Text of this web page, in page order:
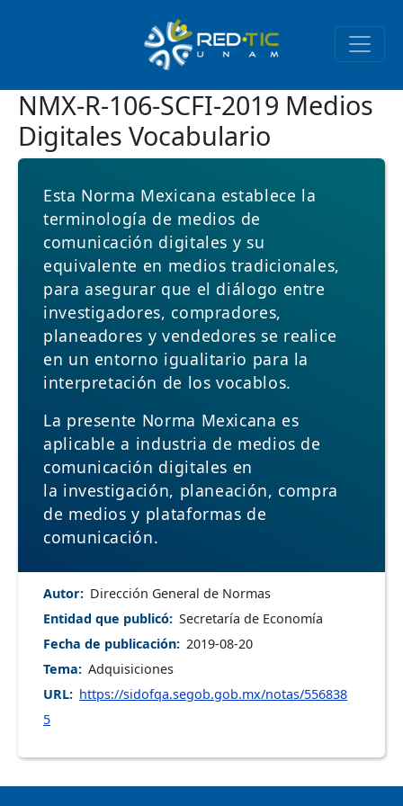
NMX-R-106-SCFI-2019 Medios
Digitales Vocabulario
Esta Norma Mexicana establece la
terminología de medios de
comunicación digitales y su
equivalente en medios tradicionales,
para asegurar que el diálogo entre
investigadores, compradores,
planeadores y vendedores se realice
en un entorno igualitario para la
interpretación de los vocablos.
La presente Norma Mexicana es
aplicable a industria de medios de
comunicación digitales en
la investigación, planeación, compra
de medios y plataformas de
comunicación.
Autor
Dirección General de Normas
Entidad que publicó Secretaría de Economía
Fecha de publicación 2019-08-20
Tema
Adquisiciones
URL
https://sidofqa.segob.gob.mx/notas/556838
5